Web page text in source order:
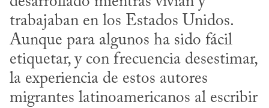
trabajaban en los Estados Unidos.
Aunque para algunos ha sido fácil
etiquetar, y con frecuencia desestimar,
la experiencia de estos autores
migrantes latinoamericanos al escribir